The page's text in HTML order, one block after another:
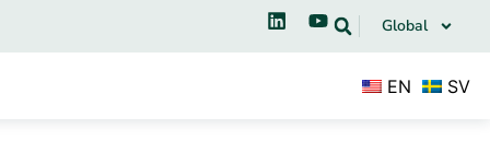
Global
EN SV